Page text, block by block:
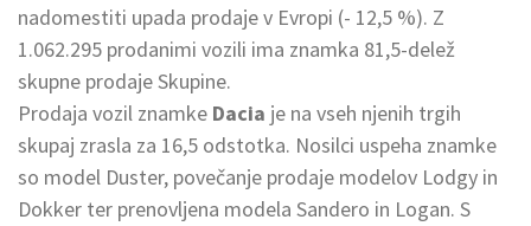
nadomestiti upada prodaje v Evropi (- 12,5 %). Z
1.062.295 prodanimi vozili ima znamka 81,5-delež
skupne prodaje Skupine.
Prodaja vozil znamke Dacia je na vseh njenih trgih
skupaj zrasla za 16,5 odstotka. Nosilci uspeha znamke
so model Duster, povečanje prodaje modelov Lodgy in
Dokker ter prenovljena modela Sandero in Logan. S